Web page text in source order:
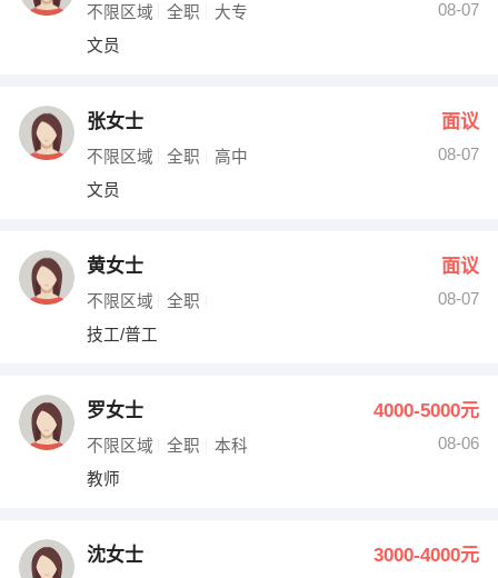
水电/机修
编辑
其他职位
不限区域 全职 大专
08-07
文员
张女士 面议
不限区域 全职 高中
08-07
文员
黄女士 面议
不限区域 全职
08-07
技工/普工
罗女士 4000-5000元
不限区域 全职 本科
08-06
教师
沈女士 3000-4000元